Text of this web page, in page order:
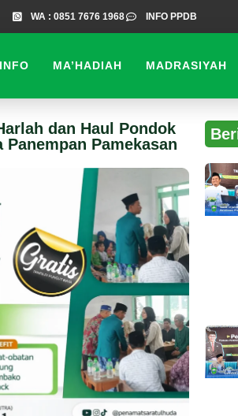
WA : 0851 7676 1968 INFO PPDB
INFO MA’HADIAH MADRASIYAH
dan Haul Pondok
Pamekasan